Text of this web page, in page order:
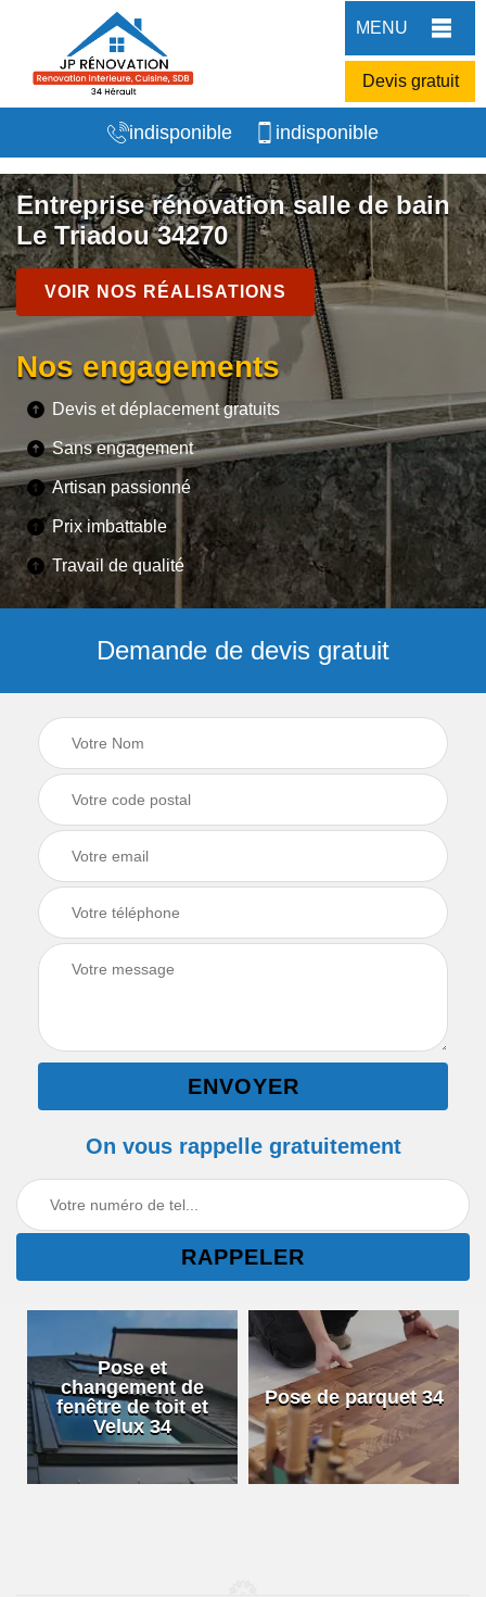
MENU
Devis gratuit
indisponible indisponible
Entreprise rénovation salle de bain
Le Triadou 34270
VOIR NOS RÉALISATIONS
Nos engagements
Devis et déplacement gratuits
Sans engagement
Artisan passionné
Prix imbattable
Travail de qualité
Demande de devis gratuit
On vous rappelle gratuitement
Pose et
changement de
fenêtre de toit et
Velux 34
Pose de parquet 34